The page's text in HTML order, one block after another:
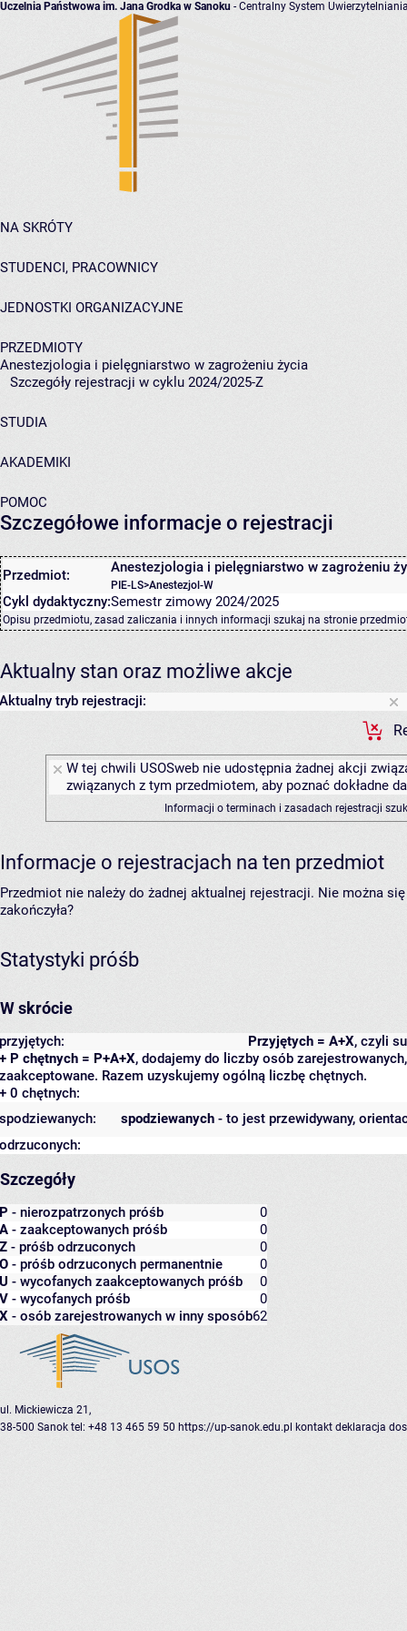
Uczelnia Państwowa im. Jana Grodka w Sanoku - Centralny System
NA SKRÓTY
STUDENCI, PRACOWNICY
JEDNOSTKI ORGANIZACYJNE
PRZEDMIOTY
Anestezjologia i pielęgniarstwo w zagrożeniu życia
Szczegóły rejestracji w cyklu 2024/2025-Z
STUDIA
AKADEMIKI
POMOC
Szczegółowe informacje o rejestracji
Przedmiot: Anestezjologia i pielęgniarstwo w zagrożeniu
PIE-LS>Anestezjol-W
Cykl dydaktyczny:Semestr zimowy 2024/2025
Opisu przedmiotu, zasad zaliczania i innych informacji szukaj na stronie
Aktualny stan oraz możliwe akcje
Aktualny tryb rejestracji:
W tej chwili USOSweb nie udostępnia żadnej akcji
związanych z tym przedmiotem, aby poznać dokładne
Informacji o terminach i zasadach rejestracji
Informacje o rejestracjach na ten przedmiot
Przedmiot nie należy do żadnej aktualnej rejestracji. Nie można
zakończyła?
Statystyki próśb
W skrócie
Przyjętych = A+X, czyli
przyjętych:
+ P chętnych = P+A+X, dodajemy do liczby osób
zaakceptowane. Razem uzyskujemy ogólną liczbę chętnych.
+ 0 chętnych:
spodziewanych - to jest przewidywany,
spodziewanych:
odrzuconych:
Szczegóły
P - nierozpatrzonych próśb
0
A - zaakceptowanych próśb
0
Z - próśb odrzuconych
0
O - próśb odrzuconych permanentnie
0
U - wycofanych zaakceptowanych próśb
0
V - wycofanych próśb
0
X - osób zarejestrowanych w inny sposób62
ul. Mickiewicza 21,
38-500 Sanok tel: +48 13 465 59 50 https://up-sanok.edu.pl kontakt deklaracja